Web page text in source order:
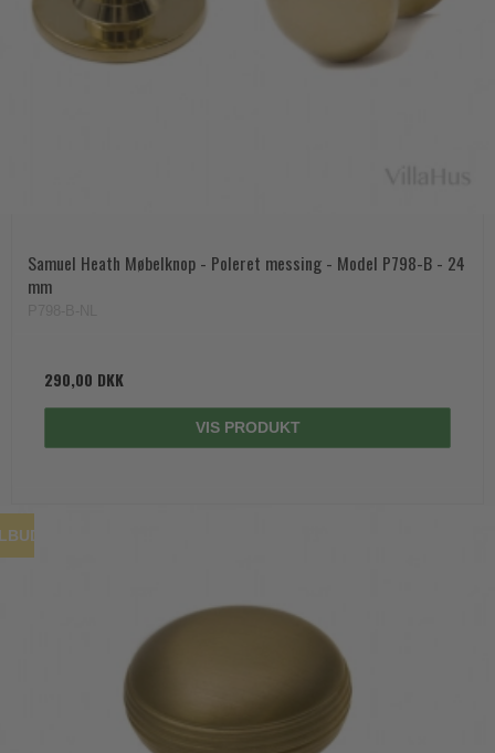
Samuel Heath Møbelknop - Poleret messing - Model P798-B - 24
mm
290,00 DKK
VIS PRODUKT